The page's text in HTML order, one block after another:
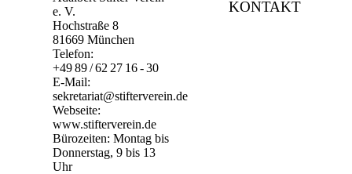
e. V.
Hochstraße 8
81669 München
Telefon:
+49 89 / 62 27 16 - 30
E-Mail:
sekretariat@stifterverein.de
Webseite:
www.stifterverein.de
Bürozeiten: Montag bis
Donnerstag, 9 bis 13
Uhr
KONTAKT